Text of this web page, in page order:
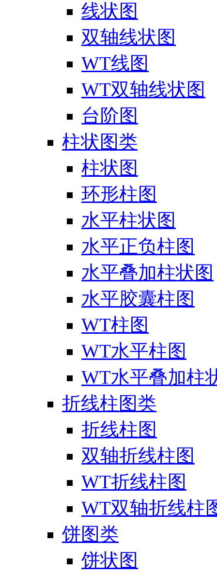
线状图
双轴线状图
WT线图
WT双轴线状图
台阶图
柱状图类
柱状图
环形柱图
水平柱状图
水平正负柱图
水平叠加柱状图
水平胶囊柱图
WT柱图
WT水平柱图
WT水平叠加柱
折线柱图类
折线柱图
双轴折线柱图
WT折线柱图
WT双轴折线柱
饼图类
饼状图